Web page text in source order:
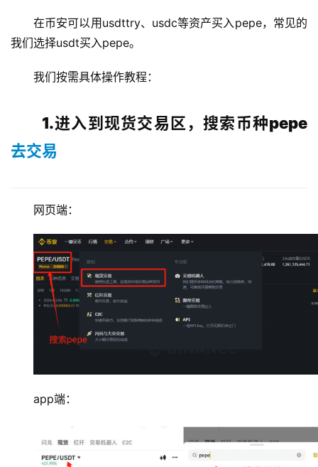
在币安可以用usdttry、usdc等资产买入pepe，常见的
我们选择usdt买入pepe。
我们按需具体操作教程：
1.进入到现货交易区，搜索币种pepe
去交易
网页端：
app端：